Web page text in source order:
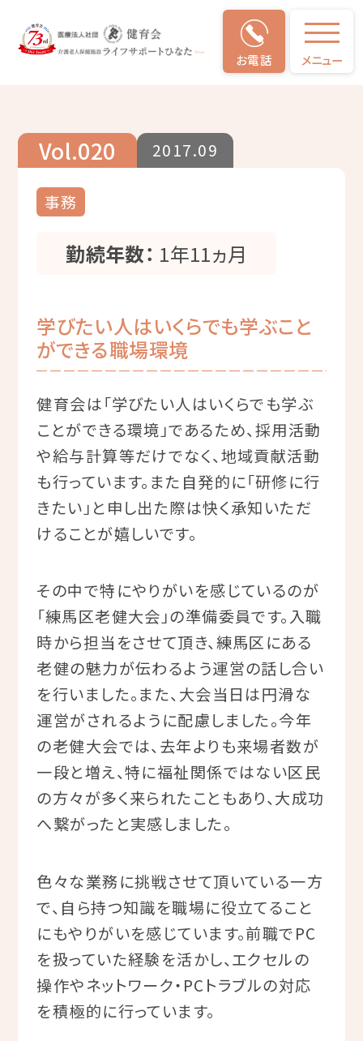
お電話 メニュー
Vol.020 2017.09
事務
勤続年数： 1年11ヵ月
学びたい人はいくらでも学ぶこと
ができる職場環境
健育会は「学びたい人はいくらでも学ぶ
ことができる環境」であるため、採用活動
や給与計算等だけでなく、地域貢献活動
も行っています。また自発的に「研修に行
きたい」と申し出た際は快く承知いただ
けることが嬉しいです。
その中で特にやりがいを感じているのが
「練馬区老健大会」の準備委員です。入職
時から担当をさせて頂き、練馬区にある
老健の魅力が伝わるよう運営の話し合い
を行いました。また、大会当日は円滑な
運営がされるように配慮しました。今年
の老健大会では、去年よりも来場者数が
一段と増え、特に福祉関係ではない区民
の方々が多く来られたこともあり、大成功
へ繋がったと実感しました。
色々な業務に挑戦させて頂いている一方
で、自ら持つ知識を職場に役立てること
にもやりがいを感じています。前職でPC
を扱っていた経験を活かし、エクセルの
操作やネットワーク・PCトラブルの対応
を積極的に行っています。